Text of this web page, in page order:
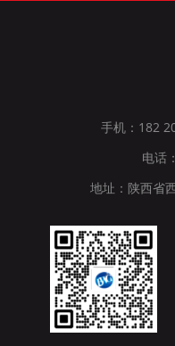
手机：182
电话
地址：陕西省